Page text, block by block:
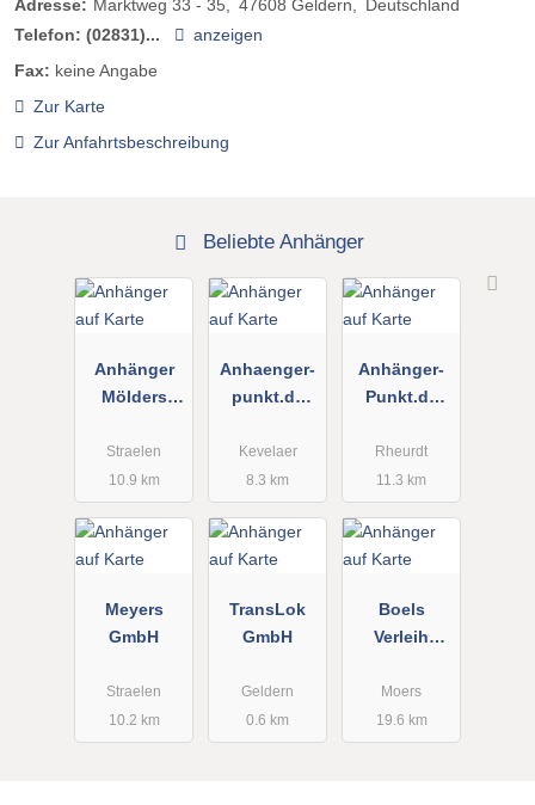
Adresse: Marktweg 33 - 35 47608 Geldern
Deutschland
Telefon: (02831)...
anzeigen
Fax: keine Angabe
Zur Karte
Zur Anfahrtsbeschreibung
Beliebte Anhänger
Anhänger
Mölders
Straelen
10.9 km
Anhaenger-
punkt.de
Pauk
Kevelaer
8.3 km
Anhänger-
Punkt.de
Pauk PKW-
Anhängerser
vice
Rheurdt
11.3 km
Meyers
GmbH
Straelen
10.2 km
TransLok
GmbH
Geldern
0.6 km
Boels
Verleih
Moers
19.6 km